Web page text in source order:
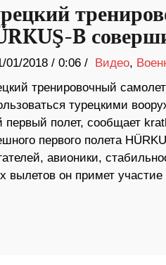
B
01/2018/ 0:06 / Видео,
тренировочный
турецкими
первый полет, сообщает
первого полета
авионики,
он примет